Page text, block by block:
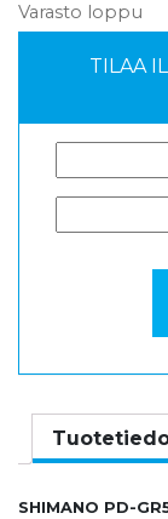
Varasto loppu
TILAA
SHIMANO PD-